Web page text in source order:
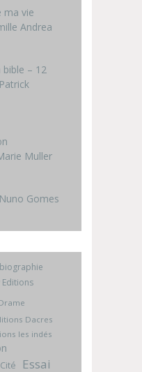
ma vie
Andrea
bible – 12
Muller
Gomes
Editions
Dacres
les indés
Essai